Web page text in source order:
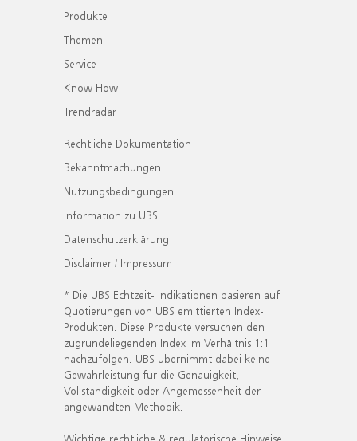
Produkte
Themen
Service
Know How
Trendradar
Rechtliche Dokumentation
Bekanntmachungen
Nutzungsbedingungen
Information zu UBS
Datenschutzerklärung
Disclaimer / Impressum
* Die UBS Echtzeit- Indikationen basieren auf
Quotierungen von UBS emittierten Index-
Produkten. Diese Produkte versuchen den
zugrundeliegenden Index im Verhältnis 1:1
nachzufolgen. UBS übernimmt dabei keine
Gewährleistung für die Genauigkeit,
Vollständigkeit oder Angemessenheit der
angewandten Methodik.